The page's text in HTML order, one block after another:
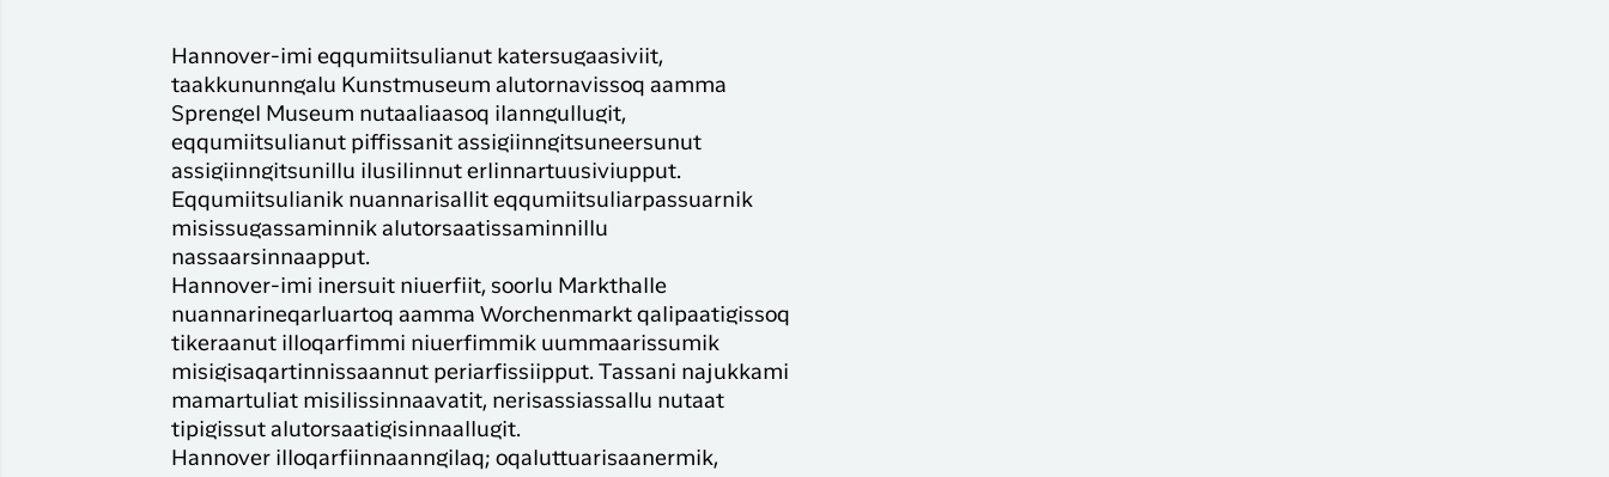
Hannover-imi eqqumiitsulianut katersugaasiviit,
taakkununngalu Kunstmuseum alutornavissoq aamma
Sprengel Museum nutaaliaasoq ilanngullugit,
eqqumiitsulianut piffissanit assigiinngitsuneersunut
assigiinngitsunillu ilusilinnut erlinnartuusiviupput.
Eqqumiitsulianik nuannarisallit eqqumiitsuliarpassuarnik
misissugassaminnik alutorsaatissaminnillu
nassaarsinnaapput.
Hannover-imi inersuit niuerfiit, soorlu Markthalle
nuannarineqarluartoq aamma Worchenmarkt qalipaatigissoq
tikeraanut illoqarfimmi niuerfimmik uummaarissumik
misigisaqartinnissaannut periarfissiipput. Tassani najukkami
mamartuliat misilissinnaavatit, nerisassiassallu nutaat
tipigissut alutorsaatigisinnaallugit.
Hannover illoqarfiinnaanngilaq; oqaluttuarisaanermik,